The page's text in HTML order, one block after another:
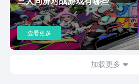
年内上线吧！毕竟游戏都宣传这么久
次，总不能一直测试吧！大家可以关
专区，了解关于它的最新消息。
查看更多
加载更多